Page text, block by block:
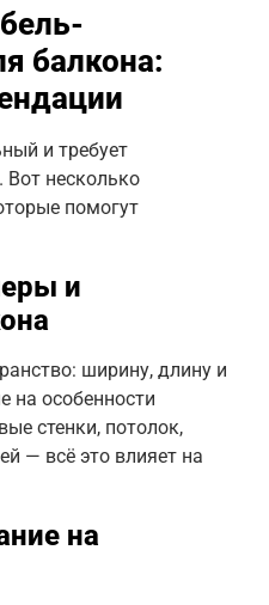
балкона:
и требует
Вот несколько
помогут
и
ширину, длину и
на особенности
стенки, потолок,
— всё это влияет на
на